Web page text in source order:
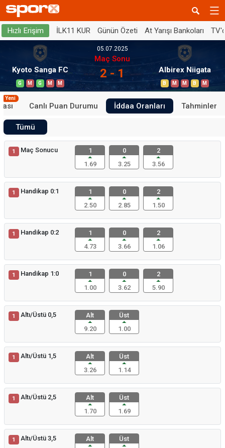
Hızlı Erişim İLK11 KUR Günün Özeti At Yarışı Bankoları
Kyoto Sanga FC
G M G M M
05.07.2025
Maç Sonu
2 - 1 Albirex Niigata
B M M B M
Yeni
Canlı Puan Durumu İddaa Oranları Tahminler
Tümü
1 Maç Sonucu
1
1.69
0
3.25
2
3.56
1 Handikap 0:1
1
2.50
0
2.85
2
1.50
1 Handikap 0:2
1
4.73
0
3.66
2
1.06
1 Handikap 1:0
1
1.00
0
3.62
2
5.90
1 Altı/Üstü 0,5
Alt
9.20
Üst
1.00
1 Altı/Üstü 1,5
Alt
3.26
Üst
1.14
1 Altı/Üstü 2,5
Alt
1.70
Üst
1.69
1 Altı/Üstü 3,5
Alt
Üst